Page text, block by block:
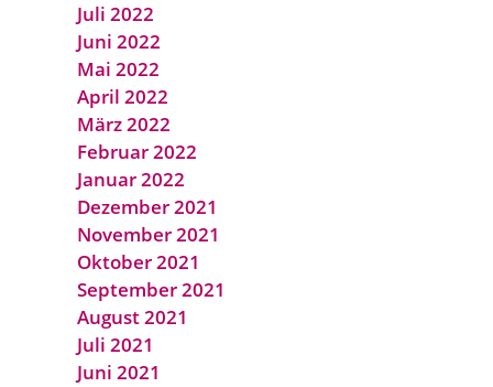
Juli 2022
Juni 2022
Mai 2022
April 2022
März 2022
Februar 2022
Januar 2022
Dezember 2021
November 2021
Oktober 2021
September 2021
August 2021
Juli 2021
Juni 2021